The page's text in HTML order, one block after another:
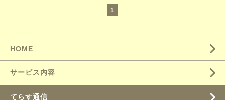
1
HOME
サービス内容
てらす通信